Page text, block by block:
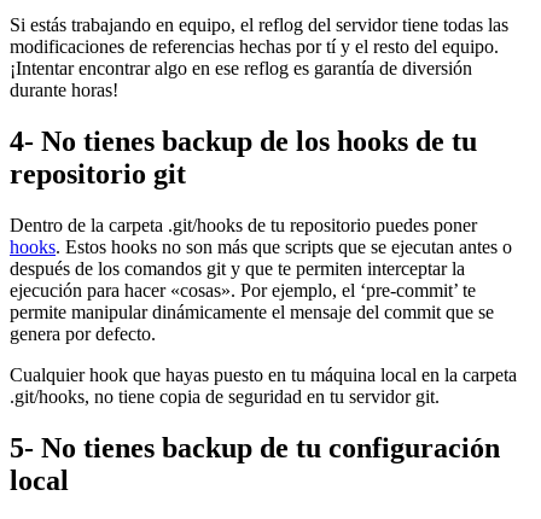
Si estás trabajando en equipo, el reflog del servidor tiene todas las
modificaciones de referencias hechas por tí y el resto del equipo.
¡Intentar encontrar algo en ese reflog es garantía de diversión
durante horas!
4- No tienes backup de los hooks de tu
repositorio git
Dentro de la carpeta .git/hooks de tu repositorio puedes poner
hooks. Estos hooks no son más que scripts que se ejecutan antes o
después de los comandos git y que te permiten interceptar la
ejecución para hacer «cosas». Por ejemplo, el ‘pre-commit’ te
permite manipular dinámicamente el mensaje del commit que se
genera por defecto.
Cualquier hook que hayas puesto en tu máquina local en la carpeta
.git/hooks, no tiene copia de seguridad en tu servidor git.
5- No tienes backup de tu configuración
local